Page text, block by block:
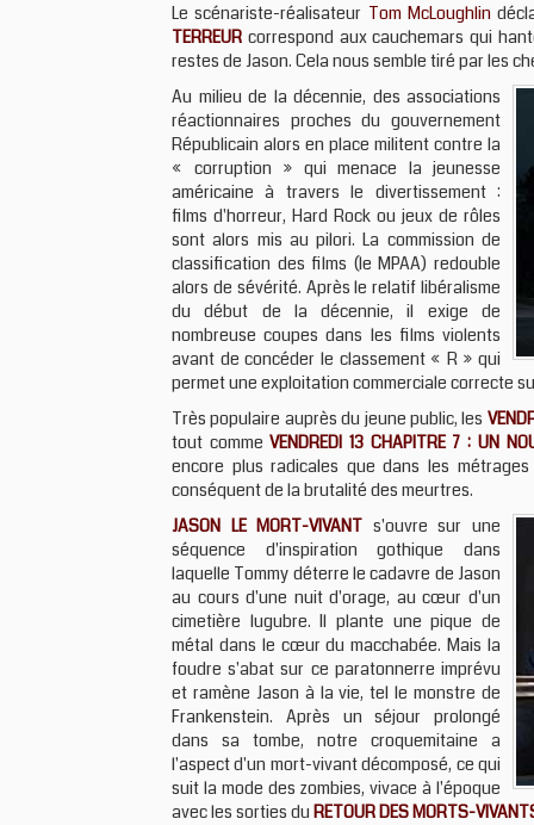
Le scénariste-réalisateur Tom McLoughlin
TERREUR correspond aux cauchemars qui
restes de Jason. Cela nous semble tiré par les
Au milieu de la décennie, des associations
réactionnaires proches du gouvernement
Républicain alors en place militent contre la
« corruption » qui menace la jeunesse
américaine à travers le divertissement :
films d'horreur, Hard Rock ou jeux de rôles
sont alors mis au pilori. La commission de
classification des films (le MPAA) redouble
alors de sévérité. Après le relatif libéralisme
du début de la décennie, il exige de
nombreuse coupes dans les films violents
avant de concéder le classement « R » qui
permet une exploitation commerciale correcte
Très populaire auprès du jeune public, les
tout commeVENDREDI 13 CHAPITRE 7 : UN
encore plus radicales que dans les
conséquent de la brutalité des meurtres.
JASON LE MORT-VIVANT s'ouvre sur une
séquence d'inspiration gothique dans
laquelle Tommy déterre le cadavre de Jason
au cours d'une nuit d'orage, au cœur d'un
cimetière lugubre. Il plante une pique de
métal dans le cœur du macchabée. Mais la
foudre s'abat sur ce paratonnerre imprévu
et ramène Jason à la vie, tel le monstre de
Frankenstein. Après un séjour prolongé
dans sa tombe, notre croquemitaine a
l'aspect d'un mort-vivant décomposé, ce qui
suit la mode des zombies, vivace à l'époque
avec les sorties du RETOUR DES MORTS-